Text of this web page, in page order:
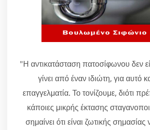
"Η αντικατάσταση πατοσίφωνου δεν
γίνει από έναν ιδιώτη, για αυτό
επαγγελματία. Το τονίζουμε, διότι
κάποιες μικρής έκτασης
σημαίνει ότι είναι ζωτικής